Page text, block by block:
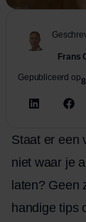
Frans
Gepubliceerd op
Staat er een
niet waar je
laten? Geen
handige tips